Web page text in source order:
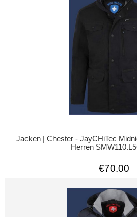
Jacken | Chester - JayCHiTec
Herren
€70.00